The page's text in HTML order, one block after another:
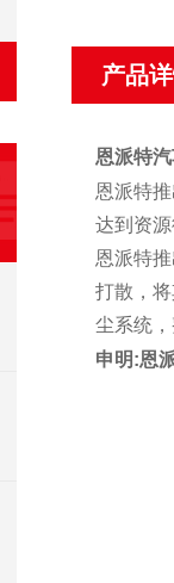
产品
恩派特
恩派特
达到资
恩派特
打散，
尘系统
申明:恩